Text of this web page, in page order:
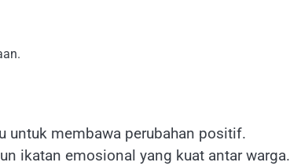
untuk membawa perubahan positif.
ikatan emosional yang kuat antar warga.